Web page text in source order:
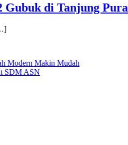
Gubuk di Tanjung Pura
Modern Makin Mudah
SDM ASN